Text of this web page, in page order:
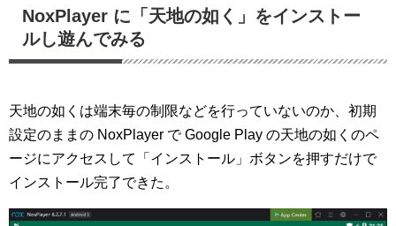
NoxPlayer に「天地の如く」をインストー
ルし遊んでみる
天地の如くは端末毎の制限などを行っていないのか、初期
設定のままの NoxPlayer で Google Play の天地の如くのペ
ージにアクセスして「インストール」ボタンを押すだけで
インストール完了できた。